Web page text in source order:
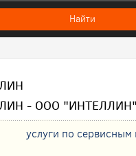
- ООО
услуги по сервисным